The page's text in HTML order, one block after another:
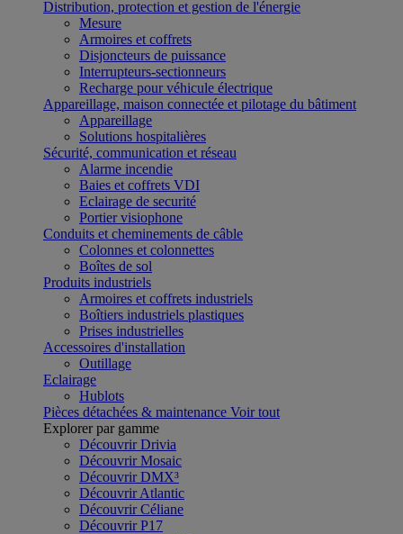
Distribution, protection et gestion de l'énergie
Mesure
Armoires et coffrets
Disjoncteurs de puissance
Interrupteurs-sectionneurs
Recharge pour véhicule électrique
Appareillage, maison connectée et pilotage du bâtiment
Appareillage
Solutions hospitalières
Sécurité, communication et réseau
Alarme incendie
Baies et coffrets VDI
Eclairage de securité
Portier visiophone
Conduits et cheminements de câble
Colonnes et colonnettes
Boîtes de sol
Produits industriels
Armoires et coffrets industriels
Boîtiers industriels plastiques
Prises industrielles
Accessoires d'installation
Outillage
Eclairage
Hublots
Pièces détachées & maintenance Voir tout
Explorer par gamme
Découvrir Drivia
Découvrir Mosaic
Découvrir DMX³
Découvrir Atlantic
Découvrir Céliane
Découvrir P17